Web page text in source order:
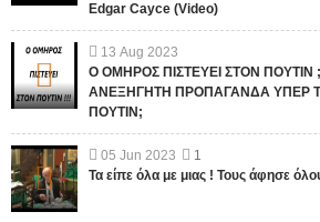
Edgar Cayce (Video)
13 Aug 2023
Ο ΟΜΗΡΟΣ ΠΙΣΤΕΥΕΙ ΣΤΟΝ ΠΟΥΤΙΝ ;
ΑΝΕΞΗΓΗΤΗ ΠΡΟΠΑΓΑΝΔΑ ΥΠΕΡ
ΠΟΥΤΙΝ;
05 Jun 2023
1
Τα είπε όλα με μιας ! Τους άφησε